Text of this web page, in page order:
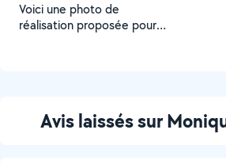
Voici une photo de
réalisation proposée pour
Avis laissés sur